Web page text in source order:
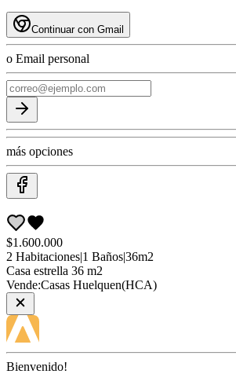
Continuar con Gmail
o Email personal
más opciones
$1.600.000
2 Habitaciones|1 Baños|36m2
Casa estrella 36 m2
Vende:Casas Huelquen(HCA)
Bienvenido!